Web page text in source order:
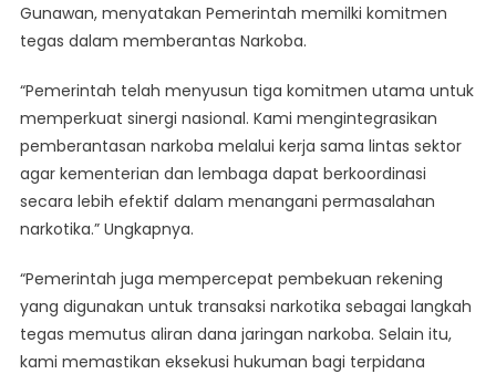
Gunawan, menyatakan Pemerintah memilki komitmen
tegas dalam memberantas Narkoba.
“Pemerintah telah menyusun tiga komitmen utama untuk
memperkuat sinergi nasional. Kami mengintegrasikan
pemberantasan narkoba melalui kerja sama lintas sektor
agar kementerian dan lembaga dapat berkoordinasi
secara lebih efektif dalam menangani permasalahan
narkotika.” Ungkapnya.
“Pemerintah juga mempercepat pembekuan rekening
yang digunakan untuk transaksi narkotika sebagai langkah
tegas memutus aliran dana jaringan narkoba. Selain itu,
kami memastikan eksekusi hukuman bagi terpidana